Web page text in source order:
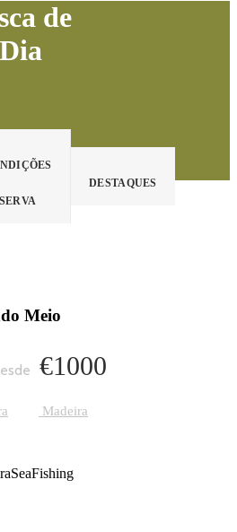
de
DESTAQUES
Meio
€1000
Madeira